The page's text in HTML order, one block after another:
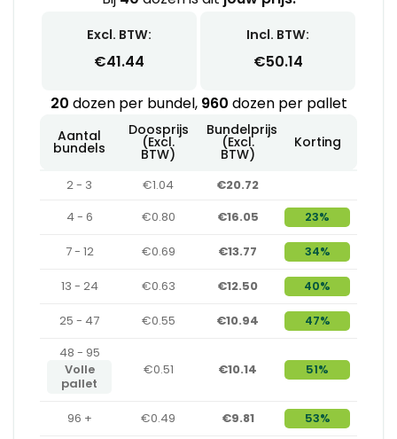
Excl. BTW:
€41.44
Incl. BTW:
€50.14
20 dozen per bundel, 960 dozen per pallet
Aantal
bundels
Doosprijs
(Excl.
BTW)
Bundelprijs
(Excl.
BTW)
Korting
2 - 3 €1.04
€20.72
4 - 6
€0.80 €16.05 23%
7 - 12 €0.69 €13.77 34%
13 - 24 €0.63 €12.50 40%
25 - 47 €0.55 €10.94
47%
48 - 95
Volle
pallet
€0.51 €10.14 51%
96 + €0.49 €9.81 53%